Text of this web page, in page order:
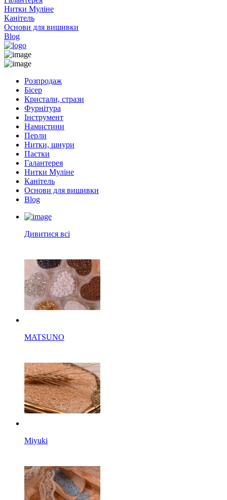
Нитки Муліне
Канітель
Основи для вишивки
Blog
Розпродаж
Бісер
Кристали, стрази
Фурнітура
Інструмент
Намистини
Перли
Нитки, шнури
Паєтки
Галантерея
Нитки Муліне
Канітель
Основи для вишивки
Blog
Дивитися всі
MATSUNO
Miyuki